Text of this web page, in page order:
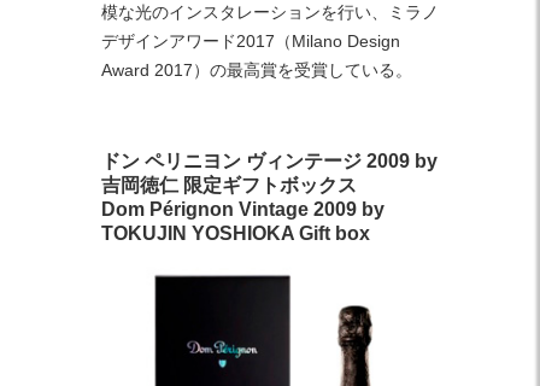
模な光のインスタレーションを行い、ミラノ
デザインアワード2017（Milano Design
Award 2017）の最高賞を受賞している。
ドン ペリニヨン ヴィンテージ 2009 by
吉岡徳仁 限定ギフトボックス
Dom Pérignon Vintage 2009 by
TOKUJIN YOSHIOKA Gift box